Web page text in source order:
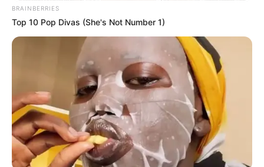
BRAINBERRIES
Top 10 Pop Divas (She's Not Number 1)